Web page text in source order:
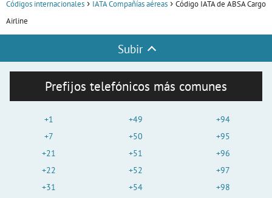
Códigos internacionales IATA Compañías aéreas
Código IATA de ABSA Cargo
Airline
Subir
Prefijos telefónicos más comunes
+1
+7
+21
+22
+31
+49
+50
+51
+52
+54
+94
+95
+96
+97
+98